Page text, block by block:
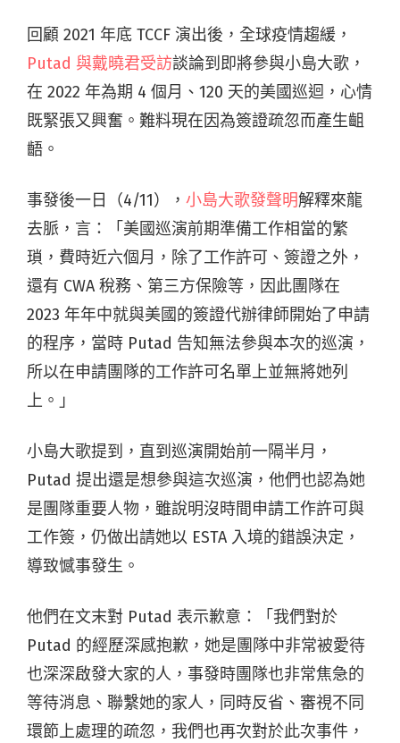
回顧 2021 年底 TCCF 演出後，全球疫情趨緩，
Putad 與戴曉君受訪談論到即將參與小島大歌，
在 2022 年為期 4 個月、120 天的美國巡迴，心情
既緊張又興奮。難料現在因為簽證疏忽而產生齟
齬。
事發後一日（4/11）， 小島大歌發聲明解釋來龍
去脈，言：「美國巡演前期準備工作相當的繁
瑣，費時近六個月，除了工作許可、簽證之外，
還有 CWA 稅務、第三方保險等，因此團隊在
2023 年年中就與美國的簽證代辦律師開始了申請
的程序，當時 Putad 告知無法參與本次的巡演，
所以在申請團隊的工作許可名單上並無將她列
上。」
小島大歌提到，直到巡演開始前一隔半月，
Putad 提出還是想參與這次巡演，他們也認為她
是團隊重要人物，雖說明沒時間申請工作許可與
工作簽，仍做出請她以 ESTA 入境的錯誤決定，
導致憾事發生。
他們在文末對 Putad 表示歉意：「我們對於
Putad 的經歷深感抱歉，她是團隊中非常被愛待
也深深啟發大家的人，事發時團隊也非常焦急的
等待消息、聯繫她的家人，同時反省、審視不同
環節上處理的疏忽，我們也再次對於此次事件，